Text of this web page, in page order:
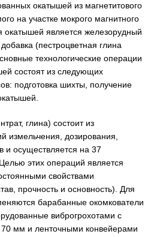
окатышей из магнетитового
на участке мокрого магнитного
является железорудный
(пестроцветная глина
технологические операции
состоят из следующих
подготовка шихты, получение
глина) состоит из
измельчения, дозирования,
и осуществляется на 37
этих операций является
свойствами
прочность и основность). Для
барабанные окомкователи
виброгрохотами с
мм и ленточными конвейерами